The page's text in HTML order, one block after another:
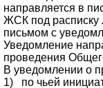
направляется в
ЖСК под расписку
письмом с
Уведомление
проведения
В уведомлении о
1) по чьей